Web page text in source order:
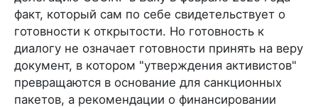
факт, который сам по себе свидетельствует о
готовности к открытости. Но готовность к
диалогу не означает готовности принять на веру
документ, в котором "утверждения активистов"
превращаются в основание для санкционных
пакетов, а рекомендации о финансировании